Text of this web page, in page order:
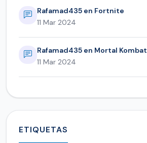
Rafamad435 en Fortnite
11 Mar 2024
Rafamad435 en Mortal Kombat
11 Mar 2024
ETIQUETAS